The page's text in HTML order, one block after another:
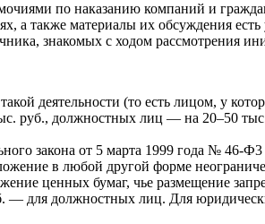
по наказанию компаний и
а также материалы их обсуждения
знакомых с ходом рассмотрения
деятельности (то есть лицом, у
руб., должностных лиц — на 20–50
закона от 5 марта 1999 года № 46-
в любой другой форме
ценных бумаг, чье размещение
— для должностных лиц. Для